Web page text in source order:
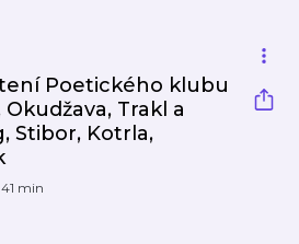
Poetického klubu
Okudžava, Trakl a
Stibor, Kotrla,
41 min